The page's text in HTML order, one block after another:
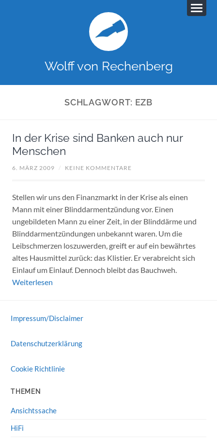
Wolff von Rechenberg
SCHLAGWORT: EZB
In der Krise sind Banken auch nur
Menschen
6. MÄRZ 2009 / KEINE KOMMENTARE
Stellen wir uns den Finanzmarkt in der Krise als einen
Mann mit einer Blinddarmentzündung vor. Einen
ungebildeten Mann zu einer Zeit, in der Blinddärme und
Blinddarmentzündungen unbekannt waren. Um die
Leibschmerzen loszuwerden, greift er auf ein bewährtes
altes Hausmittel zurück: das Klistier. Er verabreicht sich
Einlauf um Einlauf. Dennoch bleibt das Bauchweh.
Weiterlesen
Impressum/Disclaimer
Datenschutzerklärung
Cookie Richtlinie
THEMEN
Ansichtssache
HiFi